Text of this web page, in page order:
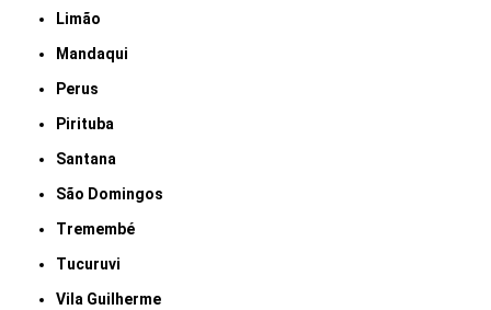
Limão
Mandaqui
Perus
Pirituba
Santana
São Domingos
Tremembé
Tucuruvi
Vila Guilherme